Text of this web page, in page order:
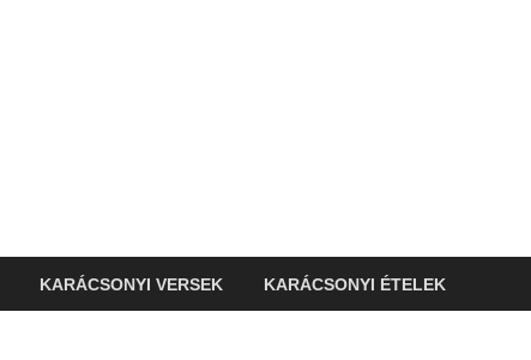
KARÁCSONYI VERSEK KARÁCSONYI ÉTELEK